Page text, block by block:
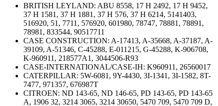
BRITISH LEYLAND: ABU 8558, 17 H 2492, 17 H 9452,
37 H 1581, 37 H 1881, 37 H 576, 37 H 6214, 5141403,
516920, 51, 7711, 576920, 601980, 78747, 78881, 78891,
78981, 833544, 90517711
CASE CONSTRUCTION: A-17413, A-35668, A-37187, A-
39109, A-51346, C-45288, E-011215, G-45288, K-906708,
K-960911, 218577A1, 3044506-R93
CASE-INTERNATIONAL/CASE-IH: K960911, 26560017
CATERPILLAR: 5W-6081, 9Y-4430, 3I-1341, 3I-1582, 8T-
7477, 971357, 676987T
CITROEN: ND 143-65, ND 146-65, PD 143-65, PD 143-65
A, 1906 32, 3214 3065, 3214 30650, 5470 709, 5470 709 D,